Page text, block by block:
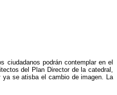
ciudadanos podrán contemplar en el
del Plan Director de la catedral,
se atisba el cambio de imagen. La